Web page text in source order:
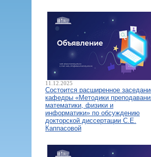
11.12.2025
Состоится расширенное
кафедры «Методики
математики, физики и
информатики» по обсуждению
докторской диссертации С.Е.
Каппасовой